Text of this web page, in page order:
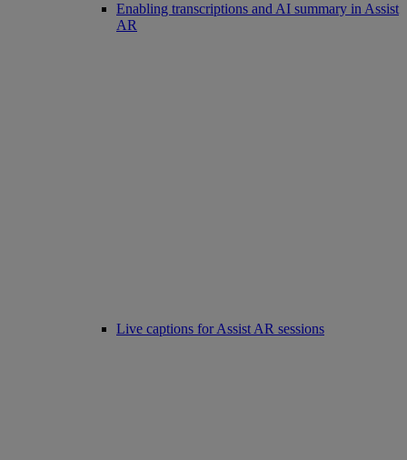
Enabling transcriptions and AI summary in Assist
AR
Live captions for Assist AR sessions